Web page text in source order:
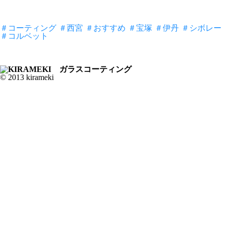
＃コーティング ＃西宮 ＃おすすめ ＃宝塚 ＃伊丹 ＃シボレー
＃コルベット
© 2013 kirameki